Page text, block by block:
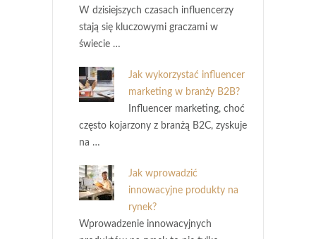
W dzisiejszych czasach influencerzy
stają się kluczowymi graczami w
świecie …
Jak wykorzystać influencer
marketing w branży B2B?
Influencer marketing, choć
często kojarzony z branżą B2C, zyskuje
na …
Jak wprowadzić
innowacyjne produkty na
rynek?
Wprowadzenie innowacyjnych